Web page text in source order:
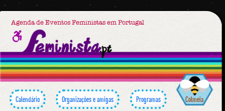
Agenda de Eventos Feministas em Portugal
Calendário Organizações e amigas Programas Colmeia